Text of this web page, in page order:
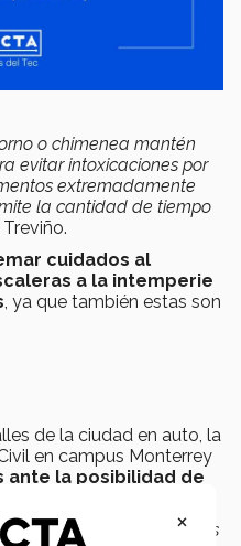
o chimenea mantén
evitar intoxicaciones por
extremadamente
la cantidad de tiempo
cuidados al
a la intemperie
, ya que también estas son
de la ciudad en auto, la
en campus Monterrey
ante la posibilidad de
extremar precauciones
×